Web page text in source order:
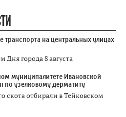
транспорта на центральных улицах
Дня города 8 августа
муниципалитете Ивановской
по узелковому дерматиту
скота отбирали в Тейковском